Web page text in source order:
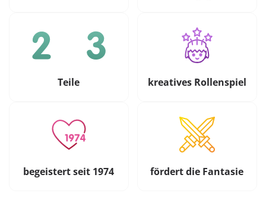
Teile kreatives Rollenspiel
begeistert seit 1974 fördert die Fantasie